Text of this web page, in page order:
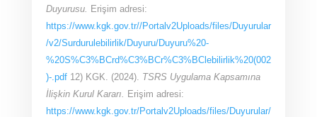
Duyurusu.
Erişim adresi:
https://www.kgk.gov.tr//Portalv2Uploads/files/Duyurular
/v2/Surdurulebilirlik/Duyuru/Duyuru%20-
%20S%C3%BCrd%C3%BCr%C3%BClebilirlik%20(002
)-.pdf12) KGK. (2024). TSRS Uygulama Kapsamına
İlişkin Kurul Kararı.
Erişim adresi:
https://www.kgk.gov.tr/Portalv2Uploads/files/Duyurular/